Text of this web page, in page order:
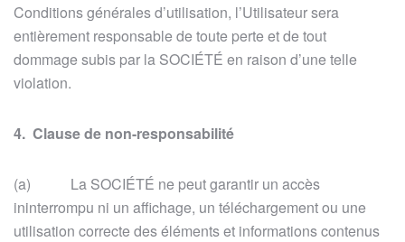
Conditions générales d’utilisation, l’Utilisateur sera
entièrement responsable de toute perte et de tout
dommage subis par la SOCIÉTÉ en raison d’une telle
violation.
4. Clause de non-responsabilité
(a) La SOCIÉTÉ ne peut garantir un accès
ininterrompu ni un affichage, un téléchargement ou une
utilisation correcte des éléments et informations contenus